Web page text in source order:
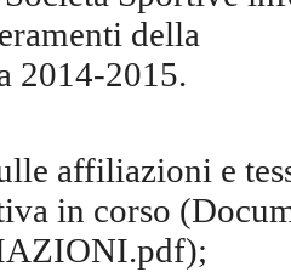
della
2014-2015.
affiliazioni e
in corso